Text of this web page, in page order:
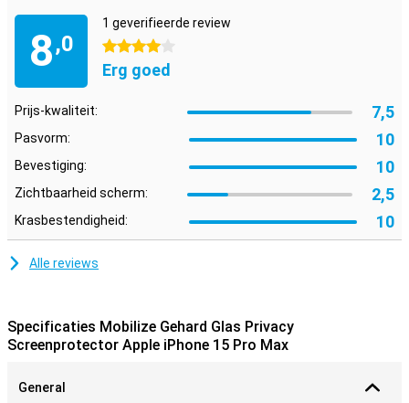
8,0
1 geverifieerde review
4 sterren
Erg goed
Prijs-kwaliteit: 7,5
Pasvorm: 10
Bevestiging: 10
Zichtbaarheid scherm: 2,5
Krasbestendigheid: 10
Alle reviews
Specificaties Mobilize Gehard Glas Privacy
Screenprotector Apple iPhone 15 Pro Max
General